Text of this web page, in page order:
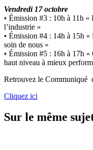
Vendredi 17 octobre
• Émission #3 : 10h à 11h
l’industrie »
• Émission #4 : 14h à 15h
soin de nous »
• Émission #5 : 16h à 17h
haut niveau à mieux
Retrouvez le Communiqué
Cliquez ici
Sur le même